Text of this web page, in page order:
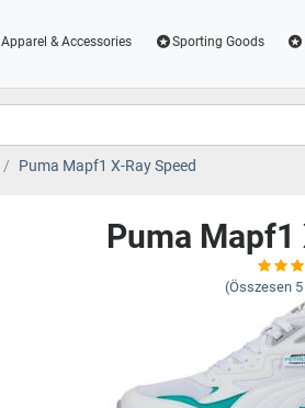
Apparel & Accessories Sporting Goods
Puma Mapf1 X-Ray Speed
Puma Mapf1
(Összesen 5